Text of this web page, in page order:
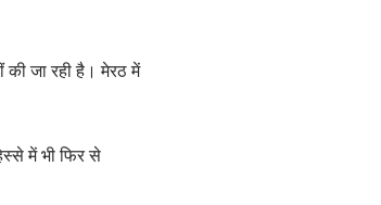
की जा रही है। मेरठ में
में भी फिर से